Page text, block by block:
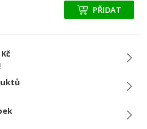
+
+ PŘIDAT